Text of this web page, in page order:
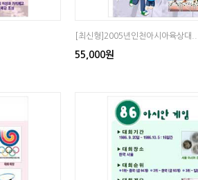
[최신형]2005년인천아시아육상대..
55,000원